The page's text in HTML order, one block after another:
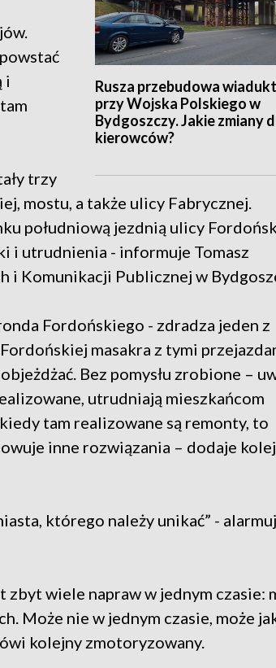
Rusza przebudowa
przy Wojska Polskiego w
Bydgoszczy. Jakie zmiany
kierowców?
i
trzy
mostu, a także ulicy Fabrycznej.
południową jezdnią ulicy
i utrudnienia - informuje Tomasz
i Komunikacji Publicznej w
Fordońskiego - zdradza jeden z
masakra z tymi
Bez pomysłu zrobione –
utrudniają mieszkańcom
tam realizowane są remonty, to
inne rozwiązania – dodaje
którego należy unikać” -
zbyt wiele napraw w jednym czasie:
Może nie w jednym czasie, może
kolejny zmotoryzowany.